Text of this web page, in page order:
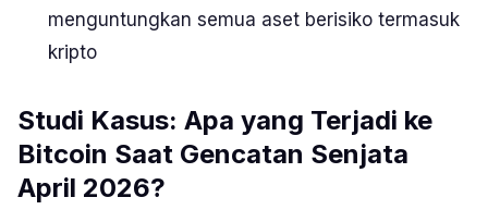
menguntungkan semua aset berisiko termasuk
kripto
Studi Kasus: Apa yang Terjadi ke
Bitcoin Saat Gencatan Senjata
April 2026?